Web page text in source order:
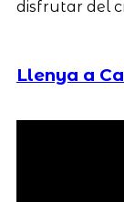
disfrutar del
Llenya a